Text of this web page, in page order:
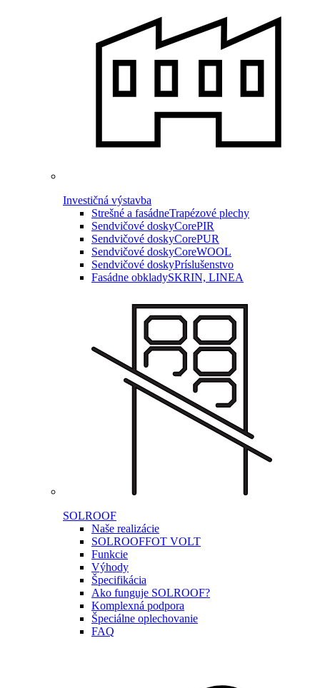
Investičná výstavba
Strešné a fasádneTrapézové plechy
Sendvičové doskyCorePIR
Sendvičové doskyCorePUR
Sendvičové doskyCoreWOOL
Sendvičové doskyPríslušenstvo
Fasádne obkladySKRIN, LINEA
SOLROOF
Naše realizácie
SOLROOFFOT VOLT
Funkcie
Výhody
Špecifikácia
Ako funguje SOLROOF?
Komplexná podpora
Špeciálne oplechovanie
FAQ